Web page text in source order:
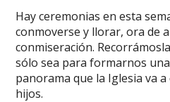
Hay ceremonias en esta
conmoverse y llorar, ora de
conmiseración.
sólo sea para formarnos
panorama que la Iglesia va
hijos.